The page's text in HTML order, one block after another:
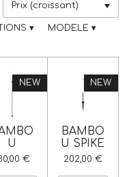
▾ MODELE ▾
NEW
U
€
NEW
BAMBO
U SPIKE
202,00 €